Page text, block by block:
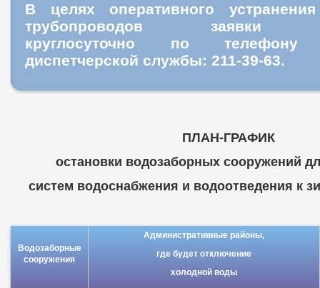
В целях оперативного
трубопроводов заявки
круглосуточно по телефону
диспетчерской службы: 211-39-63.
ПЛАН-ГРАФИК
остановки водозаборных сооружений
систем водоснабжения и водоотведения к
Водозаборные
сооружения
Административные районы,
где будет отключение
холодной воды